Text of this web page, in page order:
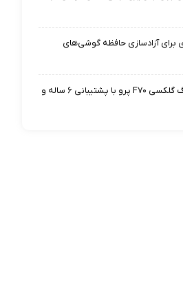
برای آزادسازی حافظه گوشی‌های
معرفی سامسونگ گلکسی F۷۰ پرو با پشتیبانی ۶ ساله و